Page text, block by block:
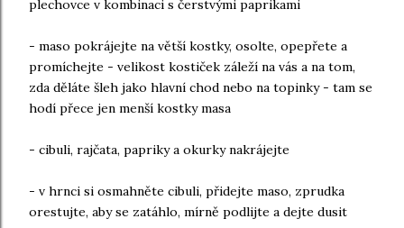
plechovce v kombinaci s čerstvými paprikami
- maso pokrájejte na větší kostky, osolte, opepřete a
promíchejte - velikost kostiček záleží na vás a na tom,
zda děláte šleh jako hlavní chod nebo na topinky - tam se
hodí přece jen menší kostky masa
- cibuli, rajčata, papriky a okurky nakrájejte
- v hrnci si osmahněte cibuli, přidejte maso, zprudka
orestujte, aby se zatáhlo, mírně podlijte a dejte dusit